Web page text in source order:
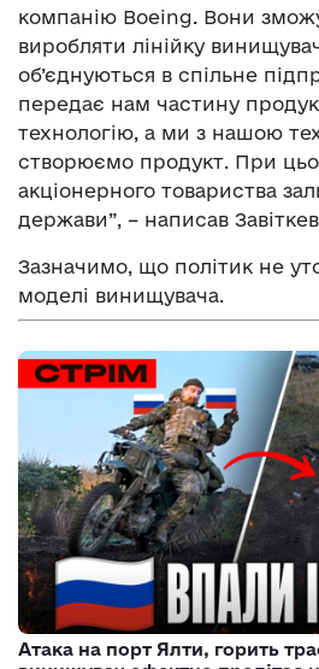
компанію Boeing. Вони
виробляти лінійку
об’єднуються в спільне
передає нам частину
технологію, а ми з нашою
створюємо продукт. При
акціонерного товариства
держави”, – написав
Зазначимо, що політик не
моделі винищувача.
Атака на порт Ялти, горить